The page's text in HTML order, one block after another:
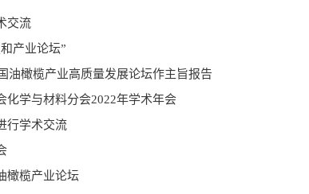
交流
产业论坛”
油橄榄产业高质量发展论坛作主旨报告
化学与材料分会2022年学术年会
行学术交流
橄榄产业论坛